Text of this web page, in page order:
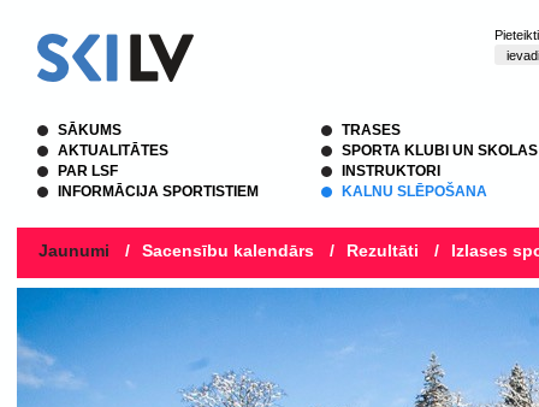
SĀKUMS
AKTUALITĀTES
PAR LSF
INFORMĀCIJA SPORTISTIEM
TRASES
SPORTA KLUBI UN SKOLAS
INSTRUKTORI
KALNU SLĒPOŠANA
Jaunumi / Sacensību kalendārs / Rezultāti / Izlases